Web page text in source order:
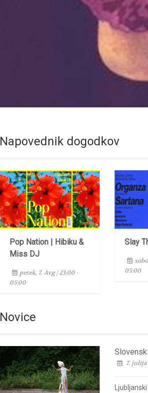
Napovednik dogodkov
Pop Nation | Hibiku &
Miss DJ
petek, 7. Avg | 23:00 -
05:00
Slay
05:00
Novice
7. julija